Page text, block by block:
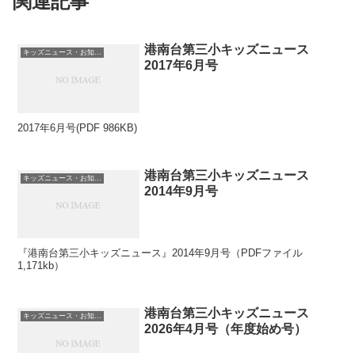
キッズニュース・お知らせ
港南台第三小キッズニュース
2017年6月号
2017年6月号(PDF 986KB)
港南台第三小キッズニュース
2014年9月号
『港南台第三小キッズニュース』2014年9月号（PDFファイル
1,171kb）
港南台第三小キッズニュース
2026年4月号（年度始め号）